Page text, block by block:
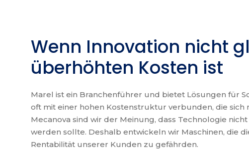
Wenn Innovation nicht
überhöhten Kosten ist
Marel ist ein Branchenführer und bietet Lösungen für
oft mit einer hohen Kostenstruktur verbunden, die sich
Mecanova sind wir der Meinung, dass Technologie
werden sollte. Deshalb entwickeln wir Maschinen, die
Rentabilität unserer Kunden zu gefährden.